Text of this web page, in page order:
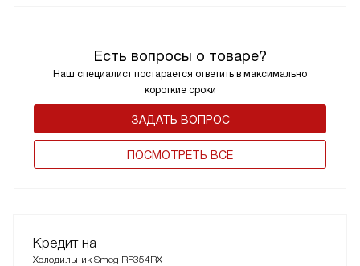
Есть вопросы о товаре?
Наш специалист постарается ответить в максимально
короткие сроки
ЗАДАТЬ ВОПРОС
ПОCМОТРЕТЬ ВСЕ
Кредит на
Холодильник Smeg RF354RX